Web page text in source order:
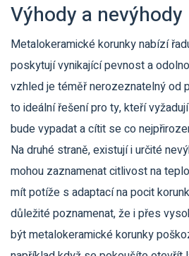
Výhody a nevýhody
Metalokeramické korunky nabízí
poskytují vynikající pevnost a
vzhled je téměř nerozeznatelný od
to ideální řešení pro ty, kteří
bude vypadat a cítit se co
Na druhé straně, existují i určité
mohou zaznamenat citlivost na
mít potíže s adaptací na pocit
důležité poznamenat, že i přes
být metalokeramické korunky